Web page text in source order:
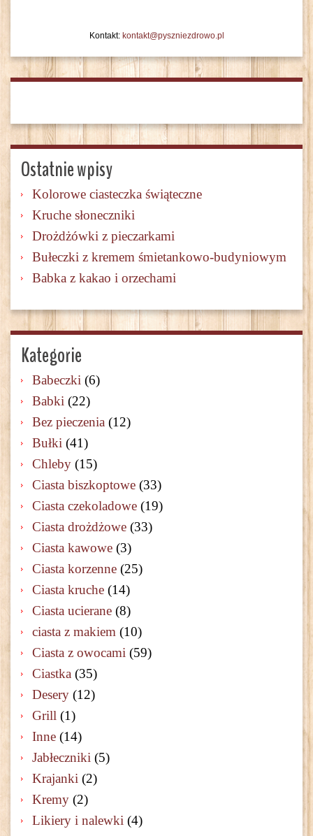
Kontakt: kontakt@pyszniezdrowo.pl
Ostatnie wpisy
Kolorowe ciasteczka świąteczne
Kruche słoneczniki
Drożdżówki z pieczarkami
Bułeczki z kremem śmietankowo-budyniowym
Babka z kakao i orzechami
Kategorie
Babeczki (6)
Babki (22)
Bez pieczenia (12)
Bułki (41)
Chleby (15)
Ciasta biszkoptowe (33)
Ciasta czekoladowe (19)
Ciasta drożdżowe (33)
Ciasta kawowe (3)
Ciasta korzenne (25)
Ciasta kruche (14)
Ciasta ucierane (8)
ciasta z makiem (10)
Ciasta z owocami (59)
Ciastka (35)
Desery (12)
Grill (1)
Inne (14)
Jabłeczniki (5)
Krajanki (2)
Kremy (2)
Likiery i nalewki (4)